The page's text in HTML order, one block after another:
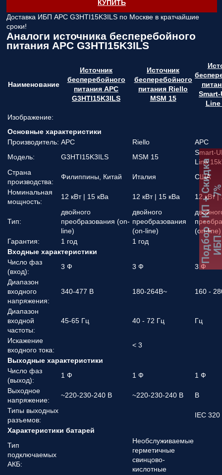
КУПИТЬ
Доставка ИБП APC G3HTI15K3ILS по Москве в кратчайшие
сроки!
Аналоги источника бесперебойного
питания APC G3HTI15K3ILS
Наименование
Источник
бесперебойного
питания APC
G3HTI15K3ILS
Источник
бесперебойного
питания Riello
MSM 15
Smart-
Line
Изображение:
Основные характеристики
Производитель: APC Riello
APC
Модель:
G3HTI15K3ILS MSM 15
Smart-
Line
Страна
производства:
Филиппины, Китай Италия
США
Номинальная
мощность:
12 кВт | 15 кВа 12 кВт | 15 кВа 12 кВт |
Тип:
двойного
преобразования (on-
line)
двойного
преобразования
(on-line)
(on-line)
Гарантия:
1 год
1 год
Входные характеристики
Число фаз
(вход):
3 Ф 3 Ф
3 Ф
Диапазон
входного
напряжения:
340-477 В 180-264В~ 160 -
Диапазон
входной
частоты:
45-65 Гц 40 - 72 Гц Гц
Искажение
входного тока:
< 3
Выходные характеристики
Число фаз
(выход):
1 Ф 1 Ф
1 Ф
Выходное
напряжение:
~220-230-240 В ~220-230-240 В
В
Типы выходных
разъемов:
IEC 320
Характеристики батарей
Тип
подключаемых
АКБ:
Необслуживаемые
герметичные
свинцово-
кислотные
Подбор
:
К
П
+
С
к
и
д
к
а
7